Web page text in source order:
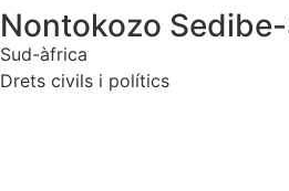
Nontokozo
Sud-àfrica
Drets civils i polítics